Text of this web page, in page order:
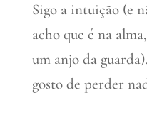
Sigo a intuição (e
acho que é na
um anjo da
gosto de perder